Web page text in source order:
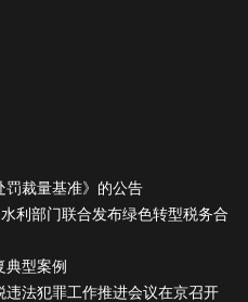
罚裁量基准》的公告
利部门联合发布绿色转型税务合
典型案例
法犯罪工作推进会议在京召开